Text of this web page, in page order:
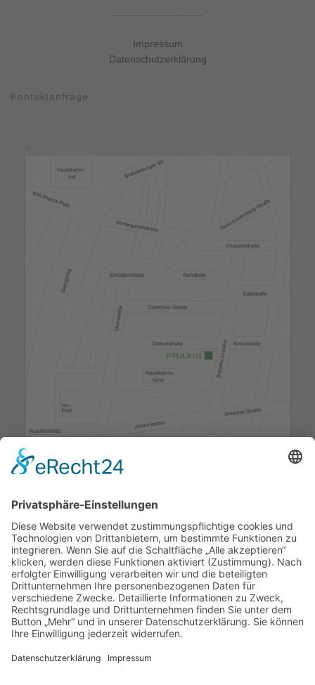
Impressum
Datenschutzerklärung
Kontaktanfrage
TELEFONSPRECHZEITEN
Montag / Dienstag / Donnerstag
09:00 Uhr - 12:00 Uhr
13:00 Uhr - 17:00 Uhr
Mittwoch & Freitag
09:00 Uhr - 13:00 Uhr
weitere Termine nach telefonischer Vereinbarung
Telefon:
0341 - 52 90 860